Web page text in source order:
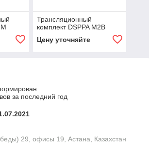
Трансляционный
комплект DSPPA M2B
Цену уточняйте
за последний год
29, офисы 19, Астана, Казахстан